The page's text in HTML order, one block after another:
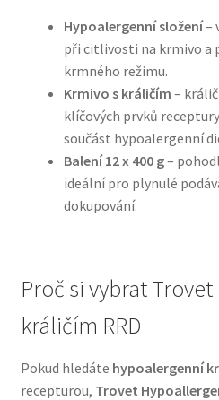
Hill’s pro psy
Hračky pro psy
Konzervy a kapsičky pro psy
N&D Farmina pro psy —
Pamlsky pro psy
Pelíšky pro psy
Ortopedické pelíšky
Hypoalergenní složení–
při citlivosti na krmivo a
krmného režimu.
Krmivo s králičím –
klíčových prvků
součást hypoalergenní
Balení 12 x 400 g–
ideální pro plynulé
dokupování.
Proč si vybrat
králičím RRD
Pokud hledáte hypoalergenní
recepturou, Trovet